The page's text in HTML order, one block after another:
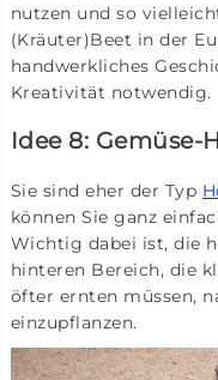
nutzen und so
(Kräuter)Beet in der
handwerkliches
Kreativität notwendig.
Idee 8: Gemüse-
Sie sind eher der Typ
können Sie ganz
Wichtig dabei ist, die
hinteren Bereich, die
öfter ernten müssen,
einzupflanzen.